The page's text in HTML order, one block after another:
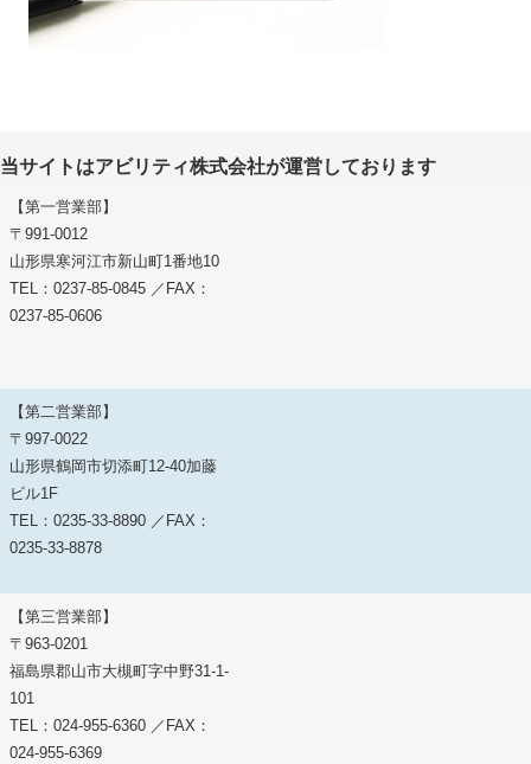
当サイトはアビリティ株式会社が運営しております
【第一営業部】
〒991-0012
山形県寒河江市新山町1番地10
TEL：0237-85-0845 ／FAX：
0237-85-0606
【第二営業部】
〒997-0022
山形県鶴岡市切添町12-40加藤
ビル1F
TEL：0235-33-8890 ／FAX：
0235-33-8878
【第三営業部】
〒963-0201
福島県郡山市大槻町字中野31-1-
101
TEL：024-955-6360 ／FAX：
024-955-6369